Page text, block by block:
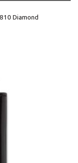
Diamond